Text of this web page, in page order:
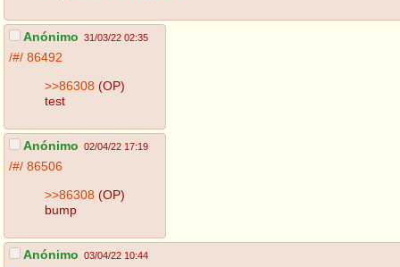
Anónimo 31/03/22 02:35
/#/ 86492
>>86308 (OP)
test
Anónimo 02/04/22 17:19
/#/ 86506
>>86308 (OP)
bump
Anónimo 03/04/22 10:44